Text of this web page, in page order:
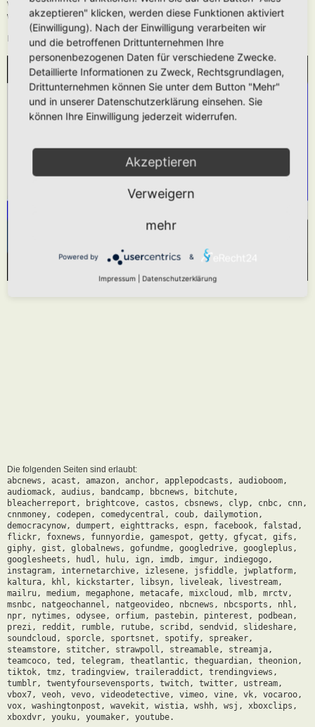
Wie oben beschrieben kann die URL auch ohne die[media]Tags verwendet
werden.
Das hier gezeigt Beispiel würde folgendes generieren:
WIR BENÖTIGEN IHRE ZUSTIMMUNG, UM
DEN YOUTUBE-SERVICE ZU LADEN!
um Videoinhalte einzubetten. Dieser Service kann
Daten zu Ihren Aktivitäten sammeln. Bitte lesen
Sie die Details durch und stimmen Sie der
Nutzung des Service zu, um dieses Video
Mehr Informationen
Powered byUsercentrics Consent Management Platform
Die folgenden Seiten sind erlaubt:
abcnews, acast, amazon, anchor, applepodcasts, audioboom,
audiomack, audius, bandcamp, bbcnews, bitchute,
bleacherreport, brightcove, castos, cbsnews, clyp, cnbc, cnn,
cnnmoney, codepen, comedycentral, coub, dailymotion,
democracynow, dumpert, eighttracks, espn, facebook, falstad,
flickr, foxnews, funnyordie, gamespot, getty, gfycat, gifs,
giphy, gist, globalnews, gofundme, googledrive, googleplus,
googlesheets, hudl, hulu, ign, imdb, imgur, indiegogo,
instagram, internetarchive, izlesene, jsfiddle, jwplatform,
kaltura, khl, kickstarter, libsyn, liveleak, livestream,
mailru, medium, megaphone, metacafe, mixcloud, mlb, mrctv,
msnbc, natgeochannel, natgeovideo, nbcnews, nbcsports, nhl,
npr, nytimes, odysee, orfium, pastebin, pinterest, podbean,
prezi, reddit, rumble, rutube, scribd, sendvid, slideshare,
soundcloud, sporcle, sportsnet, spotify, spreaker,
steamstore, stitcher, strawpoll, streamable, streamja,
teamcoco, ted, telegram, theatlantic, theguardian, theonion,
tiktok, tmz, tradingview, traileraddict, trendingviews,
tumblr, twentyfoursevensports, twitch, twitter, ustream,
vbox7, veoh, vevo, videodetective, vimeo, vine, vk, vocaroo,
vox, washingtonpost, wavekit, wistia, wshh, wsj, xboxclips,
xboxdvr, youku, youmaker, youtube.
akzeptieren" klicken, werden diese Funktionen aktiviert
(Einwilligung). Nach der Einwilligung verarbeiten wir
und die betroffenen Drittunternehmen Ihre
personenbezogenen Daten für verschiedene Zwecke.
Detaillierte Informationen zu Zweck, Rechtsgrundlagen,
Drittunternehmen können Sie unter dem Button "Mehr"
und in unserer Datenschutzerklärung einsehen. Sie
können Ihre Einwilligung jederzeit widerrufen.
Akzeptieren
Verweigern
mehr
Powered by &
Impressum Datenschutzerklärung